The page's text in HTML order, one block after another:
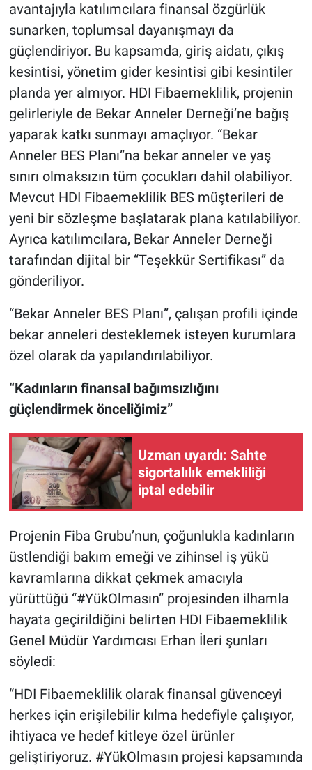
avantajıyla katılımcılara finansal özgürlük
sunarken, toplumsal dayanışmayı da
güçlendiriyor. Bu kapsamda, giriş aidatı, çıkış
kesintisi, yönetim gider kesintisi gibi kesintiler
planda yer almıyor. HDI Fibaemeklilik, projenin
gelirleriyle de Bekar Anneler Derneği’ne bağış
yaparak katkı sunmayı amaçlıyor. “Bekar
Anneler BES Planı”na bekar anneler ve yaş
sınırı olmaksızın tüm çocukları dahil olabiliyor.
Mevcut HDI Fibaemeklilik BES müşterileri de
yeni bir sözleşme başlatarak plana katılabiliyor.
Ayrıca katılımcılara, Bekar Anneler Derneği
tarafından dijital bir “Teşekkür Sertifikası” da
gönderiliyor.
“Bekar Anneler BES Planı”, çalışan profili içinde
bekar anneleri desteklemek isteyen kurumlara
özel olarak da yapılandırılabiliyor.
“Kadınların finansal bağımsızlığını
güçlendirmek önceliğimiz”
Uzman uyardı: Sahte
sigortalılık emekliliği
iptal edebilir
Projenin Fiba Grubu’nun, çoğunlukla kadınların
üstlendiği bakım emeği ve zihinsel iş yükü
kavramlarına dikkat çekmek amacıyla
yürüttüğü “#YükOlmasın” projesinden ilhamla
hayata geçirildiğini belirten HDI Fibaemeklilik
Genel Müdür Yardımcısı Erhan İleri şunları
söyledi:
“HDI Fibaemeklilik olarak finansal güvenceyi
herkes için erişilebilir kılma hedefiyle çalışıyor,
ihtiyaca ve hedef kitleye özel ürünler
geliştiriyoruz. #YükOlmasın projesi kapsamında